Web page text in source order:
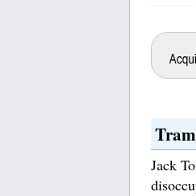
Jack